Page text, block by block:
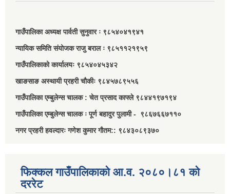
गाउँपालिका अध्यक्ष पार्वती सुनुवार ः ९८५४०४१९४१
न्यायिक समिति संयोजक राजु बराल ः ९८५११२१९५९
गाउँपालिकाको कार्यालयः ९८५४०४५३४२
खाङसाङ अस्थायी प्रहरी चौकीः ९८४५७८९५५६
गाउँपालिका एम्बुलेन्स चालक : चेत प्रसाद काफ्ले ९८४४१९७१९४
गाउँपालिका एम्बुलेन्स चालक ः पूर्ण बहादुर पुलामी - ९८६७६६७११०
नगर प्रहरी हवल्दारः गणेश कुमार गौतम:: ९८४३०८९३७०
फिक्कल गाउँपालिकाको आ.व. २०८०।८१ को
दररेट